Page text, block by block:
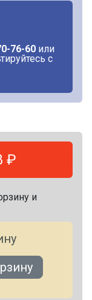
76-60 или
с
₽
и